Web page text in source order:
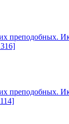
преподобных.
преподобных.